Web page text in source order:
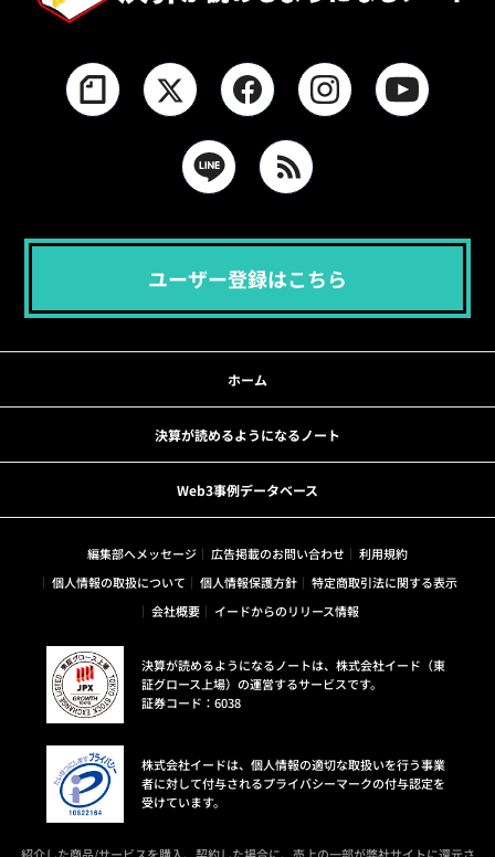
ユーザー登録はこちら
ホーム
決算が読めるようになるノート
Web3事例データベース
編集部へメッセージ 広告掲載のお問い合わせ
利用規約
個人情報の取扱について
個人情報保護方針
特定商取引法に関する表示
会社概要
イードからのリリース情報
決算が読めるようになるノートは、株式会社イード（東
証グロース上場）の運営するサービスです。
証券コード：6038
株式会社イードは、個人情報の適切な取扱いを行う事業
者に対して付与されるプライバシーマークの付与認定を
受けています。
紹介した商品/サービスを購入、契約した場合に、売上の一部が弊社サイトに還元さ